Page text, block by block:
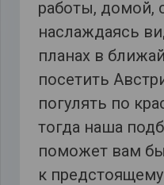
работы, домой,
наслаждаясь
планах в
посетить
погулять по
тогда наша
поможет вам
к